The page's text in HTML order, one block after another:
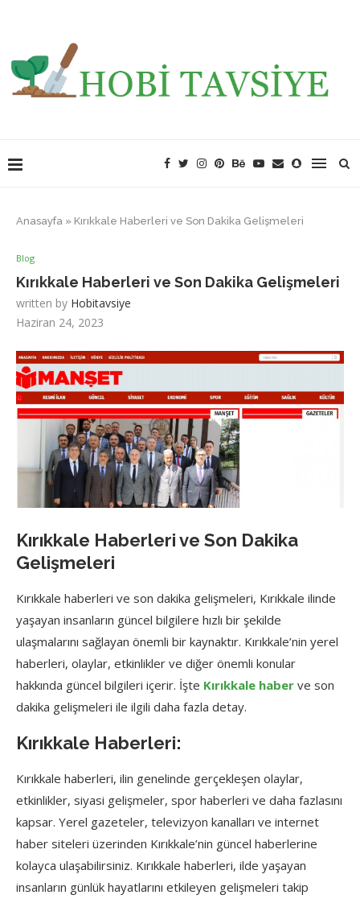
Anasayfa » Kırıkkale Haberleri ve Son Dakika Gelişmeleri
Blog
Kırıkkale Haberleri ve Son Dakika Gelişmeleri
written by Hobitavsiye
Haziran 24, 2023
Kırıkkale Haberleri ve Son Dakika
Gelişmeleri
Kırıkkale haberleri ve son dakika gelişmeleri, Kırıkkale ilinde
yaşayan insanların güncel bilgilere hızlı bir şekilde
ulaşmalarını sağlayan önemli bir kaynaktır. Kırıkkale’nin yerel
haberleri, olaylar, etkinlikler ve diğer önemli konular
hakkında güncel bilgileri içerir. İşte Kırıkkale haber ve son
dakika gelişmeleri ile ilgili daha fazla detay.
Kırıkkale Haberleri:
Kırıkkale haberleri, ilin genelinde gerçekleşen olaylar,
etkinlikler, siyasi gelişmeler, spor haberleri ve daha fazlasını
kapsar. Yerel gazeteler, televizyon kanalları ve internet
haber siteleri üzerinden Kırıkkale’nin güncel haberlerine
kolayca ulaşabilirsiniz. Kırıkkale haberleri, ilde yaşayan
insanların günlük hayatlarını etkileyen gelişmeleri takip